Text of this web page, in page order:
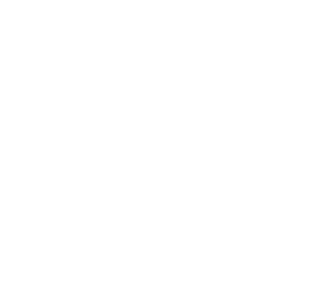
Una investigación
La complejidad del caso
Guardia Civil, que contó con
operadores de
necesitaron autorización
clave para identificar a los